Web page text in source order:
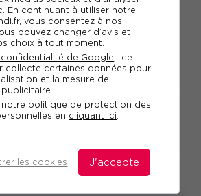
En continuant à utiliser notre
vous consentez à nos
pouvez changer d’avis et
choix à tout moment.
de Google : ce
collecte certaines données pour
et la mesure de
notre politique de protection des
en cliquant ici.
les cookies J'accepte
Réf. 10269
au Travail
à distance